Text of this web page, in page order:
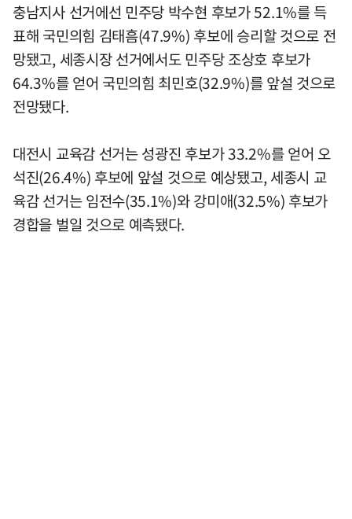
충남지사 선거에선 민주당 박수현 후보가 52.1%를 득
표해 국민의힘 김태흠(47.9%) 후보에 승리할 것으로 전
망됐고, 세종시장 선거에서도 민주당 조상호 후보가
64.3%를 얻어 국민의힘 최민호(32.9%)를 앞설 것으로
전망됐다.
대전시 교육감 선거는 성광진 후보가 33.2%를 얻어 오
석진(26.4%) 후보에 앞설 것으로 예상됐고, 세종시 교
육감 선거는 임전수(35.1%)와 강미애(32.5%) 후보가
경합을 벌일 것으로 예측됐다.